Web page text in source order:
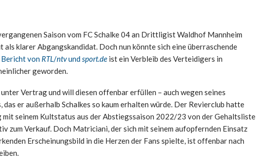
Saison vom FC Schalke 04 an Drittligist Waldhof Mannheim
klarer Abgangskandidat. Doch nun könnte sich eine überraschende
Bericht von RTL/ntvundsport.de ist ein Verbleib des Verteidigers in
geworden.
Vertrag und will diesen offenbar erfüllen – auch wegen seines
er außerhalb Schalkes so kaum erhalten würde. Der Revierclub hatte
mit seinem Kultstatus aus der Abstiegssaison 2022/23 von der Gehaltsliste
zum Verkauf. Doch Matriciani, der sich mit seinem aufopfernden Einsatz
Erscheinungsbild in die Herzen der Fans spielte, ist offenbar nach